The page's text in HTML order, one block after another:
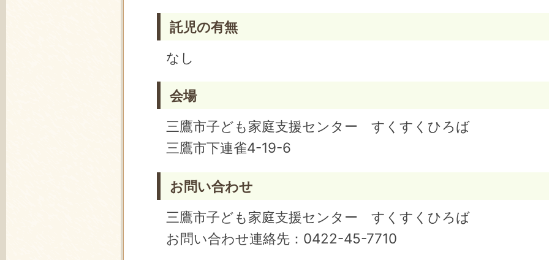
託児の有無
なし
会場
三鷹市子ども家庭支援センター すくすくひろば
三鷹市下連雀4-19-6
お問い合わせ
三鷹市子ども家庭支援センター すくすくひろば
お問い合わせ連絡先： 0422-45-7710